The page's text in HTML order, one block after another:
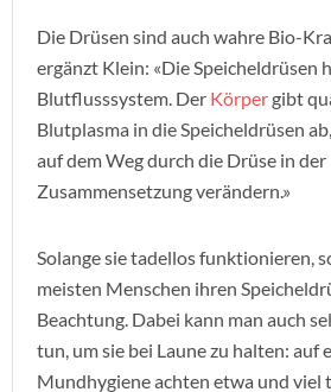
Die Drüsen sind auch wahre Bio-
ergänzt Klein: «Die Speicheldrüsen
Blutflusssystem. Der Körpergibt
Blutplasma in die Speicheldrüsen
auf dem Weg durch die Drüse in der
Zusammensetzung verändern.»
Solange sie tadellos funktionieren,
meisten Menschen ihren
Beachtung. Dabei kann man auch
tun, um sie bei Laune zu halten: auf
Mundhygiene achten etwa und viel